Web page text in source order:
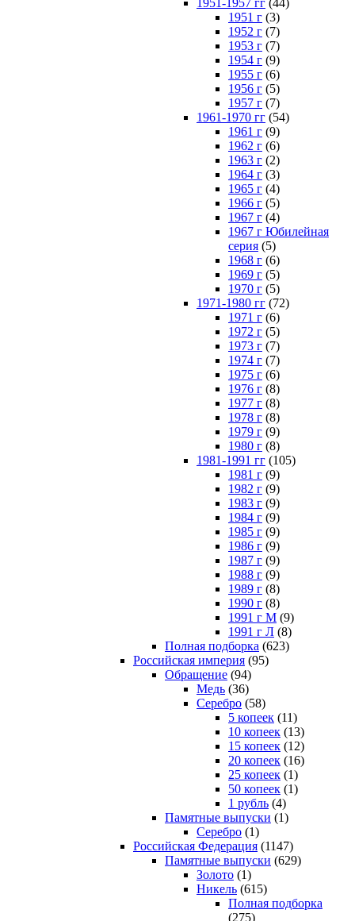
1951 г (3)
1952 г (7)
1953 г (7)
1954 г (9)
1955 г (6)
1956 г (5)
1957 г (7)
1961-1970 гг (54)
1961 г (9)
1962 г (6)
1963 г (2)
1964 г (3)
1965 г (4)
1966 г (5)
1967 г (4)
1967 г Юбилейная
серия (5)
1968 г (6)
1969 г (5)
1970 г (5)
1971-1980 гг (72)
1971 г (6)
1972 г (5)
1973 г (7)
1974 г (7)
1975 г (6)
1976 г (8)
1977 г (8)
1978 г (8)
1979 г (9)
1980 г (8)
1981-1991 гг (105)
1981 г (9)
1982 г (9)
1983 г (9)
1984 г (9)
1985 г (9)
1986 г (9)
1987 г (9)
1988 г (9)
1989 г (8)
1990 г (8)
1991 г М (9)
1991 г Л (8)
Полная подборка (623)
Российская империя (95)
Обращение (94)
Медь (36)
Серебро (58)
5 копеек (11)
10 копеек (13)
15 копеек (12)
20 копеек (16)
25 копеек (1)
50 копеек (1)
1 рубль (4)
Памятные выпуски (1)
Серебро (1)
Российская Федерация (1147)
Памятные выпуски (629)
Золото (1)
Никель (615)
Полная подборка
(275)